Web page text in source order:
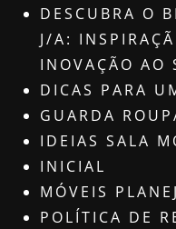
DESCUBRA O
J/A:
INOVAÇÃO AO
DICAS PARA
GUARDA
IDEIAS SALA
INICIAL
MÓVEIS
POLÍTICA DE